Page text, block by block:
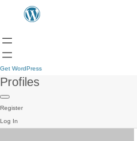
Get WordPress
Profiles
Register
Log In